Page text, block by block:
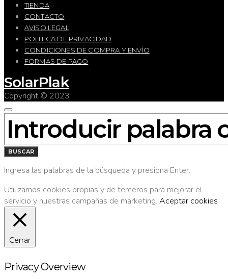
TIENDA
CONTACTO
AVISO LEGAL
POLÍTICA DE PRIVACIDAD
CONDICIONES DE COMPRA Y ENVÍO
FORMAS DE PAGO
SolarPlak
Copyright © 2023
BUSCAR
POR:
BUSCAR
Ingresa las palabras de la búsqueda y presiona Enter.
Utilizamos cookies propias y de terceros para mejorar el
servicio y nuestras campañas de marketing. Aceptar cookies
Cerrar
Privacy Overview